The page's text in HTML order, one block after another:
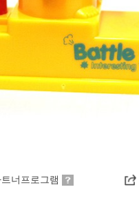
너프로그램